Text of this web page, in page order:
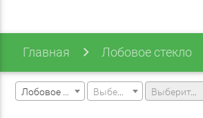
Главная Лобовое стекло
Выберите модель машины